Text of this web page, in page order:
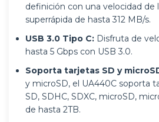
definición con una velocidad de
superrápida de hasta 312 MB/s.
USB 3.0 Tipo C: Disfruta de
hasta 5 Gbps con USB 3.0.
Soporta tarjetas SD y
y microSD, el UA440C soporta
SD, SDHC, SDXC, microSD,
de hasta 2TB.